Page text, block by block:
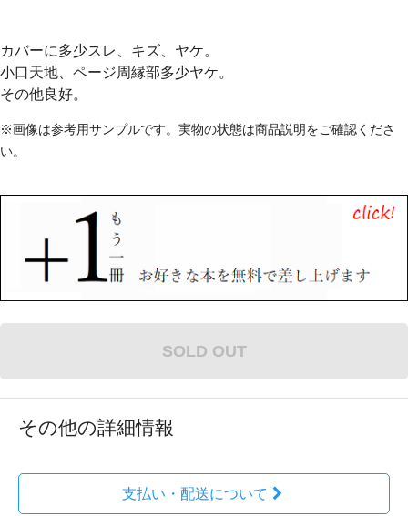
カバーに多少スレ、キズ、ヤケ。
小口天地、ページ周縁部多少ヤケ。
その他良好。
※画像は参考用サンプルです。実物の状態は商品説明をご確認くださ
い。
SOLD OUT
その他の詳細情報
支払い・配送について